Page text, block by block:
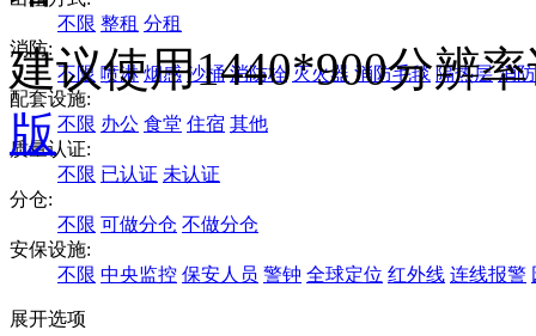
不限 整租 分租
消防:
不限 喷淋 烟感 沙桶 消防栓 灭火器 消防毛毯 隔热层 消
配套设施:
不限 办公 食堂 住宿 其他
质量认证:
不限 已认证 未认证
分仓:
不限 可做分仓 不做分仓
安保设施:
不限 中央监控 保安人员 警钟 全球定位 红外线 连线报警
展开选项
建议使用1440*900分辨
版